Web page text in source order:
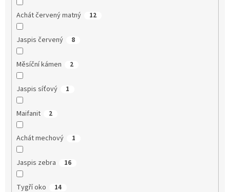
Achát červený matný 12
Jaspis červený 8
Měsíční kámen 2
Jaspis síťový 1
Maifanit 2
Achát mechový 1
Jaspis zebra 16
Tygří oko 14